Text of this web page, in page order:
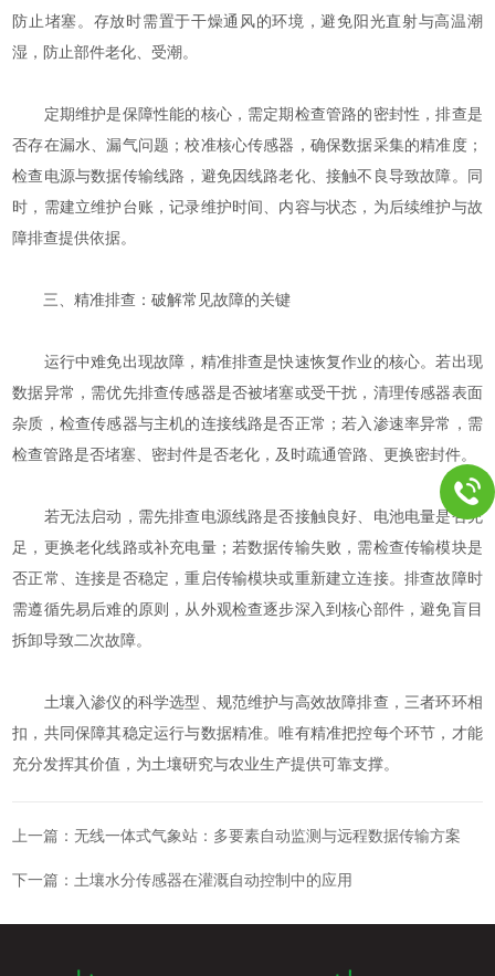
防止堵塞。存放时需置于干燥通风的环境，避免阳光直射与高温潮
湿，防止部件老化、受潮。
定期维护是保障性能的核心，需定期检查管路的密封性，排查是
否存在漏水、漏气问题；校准核心传感器，确保数据采集的精准度；
检查电源与数据传输线路，避免因线路老化、接触不良导致故障。同
时，需建立维护台账，记录维护时间、内容与状态，为后续维护与故
障排查提供依据。
三、精准排查：破解常见故障的关键
运行中难免出现故障，精准排查是快速恢复作业的核心。若出现
数据异常，需优先排查传感器是否被堵塞或受干扰，清理传感器表面
杂质，检查传感器与主机的连接线路是否正常；若入渗速率异常，需
检查管路是否堵塞、密封件是否老化，及时疏通管路、更换密封件。
若无法启动，需先排查电源线路是否接触良好、电池电量是否充
足，更换老化线路或补充电量；若数据传输失败，需检查传输模块是
否正常、连接是否稳定，重启传输模块或重新建立连接。排查故障时
需遵循先易后难的原则，从外观检查逐步深入到核心部件，避免盲目
拆卸导致二次故障。
土壤入渗仪的科学选型、规范维护与高效故障排查，三者环环相
扣，共同保障其稳定运行与数据精准。唯有精准把控每个环节，才能
充分发挥其价值，为土壤研究与农业生产提供可靠支撑。
上一篇：无线一体式气象站：多要素自动监测与远程数据传输方案
下一篇： 土壤水分传感器在灌溉自动控制中的应用